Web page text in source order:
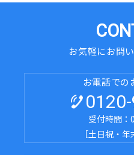
お気軽にお問
お電話での
受付時間：
［土日祝・年